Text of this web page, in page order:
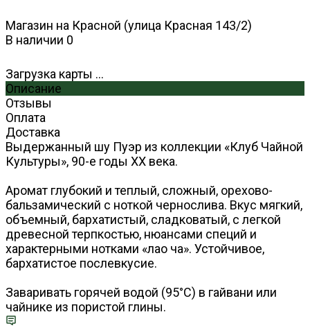
Магазин на Красной (улица Красная 143/2)
В наличии 0
Загрузка карты ...
Описание
Отзывы
Оплата
Доставка
Выдержанный шу Пуэр из коллекции «Клуб Чайной
Культуры», 90-е годы XX века.
Аромат глубокий и теплый, сложный, орехово-
бальзамический с ноткой чернослива. Вкус мягкий,
объемный, бархатистый, сладковатый, с легкой
древесной терпкостью, нюансами специй и
характерными нотками «лао ча». Устойчивое,
бархатистое послевкусие.
Заваривать горячей водой (95°С) в гайвани или
чайнике из пористой глины.